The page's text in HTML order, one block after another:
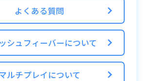
、ゲストもプレイ続行できる
する
員のスキルとフィーバーゲージ
れる
スリープ、ウィルスなど）の解
よくある質問
シュフィーバーについて
ルチプレイについて